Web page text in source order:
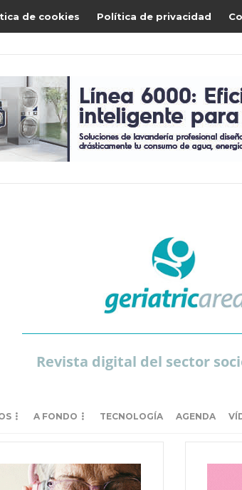
de cookies Política de privacidad
Revista digital del sector
A FONDO TECNOLOGÍA AGENDA